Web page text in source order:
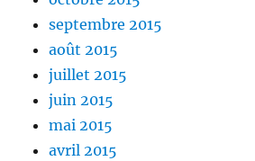
septembre 2015
août 2015
juillet 2015
juin 2015
mai 2015
avril 2015